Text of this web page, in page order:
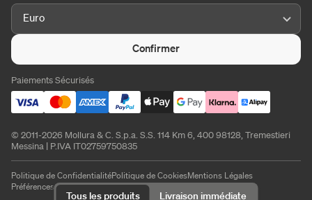
Tous les produits Livraison immédiate
Euro
Confirmer
Paiements Sécurisés
© 2011-2026 Mollura & C. S.p.a. S.S. 114 Km 6, 400 98128, Tremestieri
Messina | P.IVA IT02759750835
Politique de ConfidentialitéPolitique de CookiesMentions Légales
Préférences de cookies